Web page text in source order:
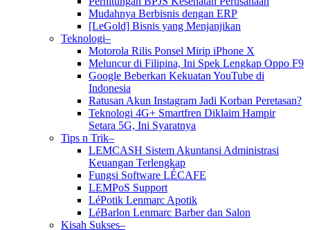
Mudahnya Berbisnis dengan ERP
[LeGold] Bisnis yang Menjanjikan
Teknologi–
Motorola Rilis Ponsel Mirip iPhone X
Meluncur di Filipina, Ini Spek Lengkap Oppo F9
Google Beberkan Kekuatan YouTube di
Indonesia
Ratusan Akun Instagram Jadi Korban Peretasan?
Teknologi 4G+ Smartfren Diklaim Hampir
Setara 5G, Ini Syaratnya
Tips n Trik–
LEMCASH Sistem Akuntansi Administrasi
Keuangan Terlengkap
Fungsi Software LÉCAFE
LEMPoS Support
LéPotik Lenmarc Apotik
LéBarlon Lenmarc Barber dan Salon
Kisah Sukses–